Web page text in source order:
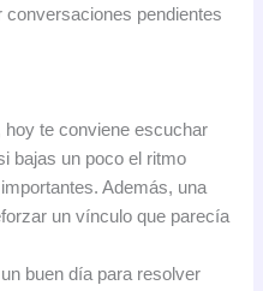
pendientes
hoy te conviene escuchar
bajas un poco el ritmo
Además, una
un vínculo que parecía
buen día para resolver